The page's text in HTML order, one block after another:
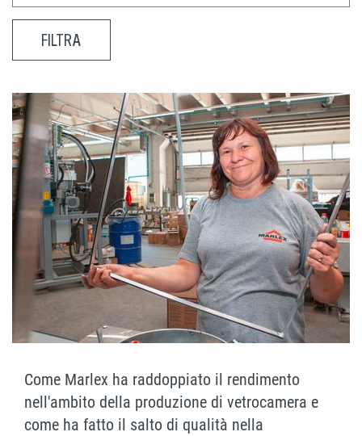
FILTRA
Come Marlex ha raddoppiato il rendimento
nell'ambito della produzione di vetrocamera e
come ha fatto il salto di qualità nella